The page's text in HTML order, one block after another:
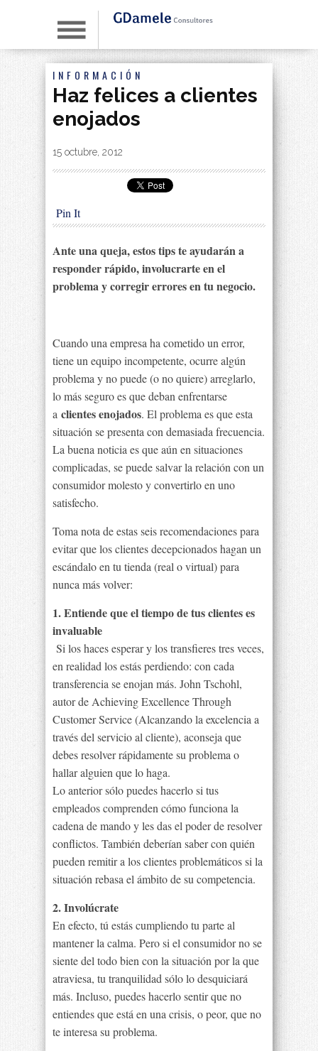
INFORMACIÓN
Haz felices a clientes
enojados
By|
15 octubre, 2012
Pin It
Ante una queja, estos tips te ayudarán a
responder rápido, involucrarte en el
problema y corregir errores en tu negocio.
Cuando una empresa ha cometido un error,
tiene un equipo incompetente, ocurre algún
problema y no puede (o no quiere) arreglarlo,
lo más seguro es que deban enfrentarse
a clientes enojados. El problema es que esta
situación se presenta con demasiada frecuencia.
La buena noticia es que aún en situaciones
complicadas, se puede salvar la relación con un
consumidor molesto y convertirlo en uno
satisfecho.
Toma nota de estas seis recomendaciones para
evitar que los clientes decepcionados hagan un
escándalo en tu tienda (real o virtual) para
nunca más volver:
1. Entiende que el tiempo de tus clientes es
invaluable
Si los haces esperar y los transfieres tres veces,
en realidad los estás perdiendo: con cada
transferencia se enojan más. John Tschohl,
autor de Achieving Excellence Through
Customer Service (Alcanzando la excelencia a
través del servicio al cliente), aconseja que
debes resolver rápidamente su problema o
hallar alguien que lo haga.
Lo anterior sólo puedes hacerlo si tus
empleados comprenden cómo funciona la
cadena de mando y les das el poder de resolver
conflictos. También deberían saber con quién
pueden remitir a los clientes problemáticos si la
situación rebasa el ámbito de su competencia.
2. Involúcrate
En efecto, tú estás cumpliendo tu parte al
mantener la calma. Pero si el consumidor no se
siente del todo bien con la situación por la que
atraviesa, tu tranquilidad sólo lo desquiciará
más. Incluso, puedes hacerlo sentir que no
entiendes que está en una crisis, o peor, que no
te interesa su problema.